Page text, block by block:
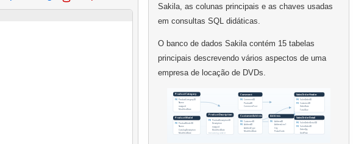
Sakila, as colunas principais e as chaves usadas
em consultas SQL didáticas.
O banco de dados Sakila contém 15 tabelas
principais descrevendo vários aspectos de uma
empresa de locação de DVDs.